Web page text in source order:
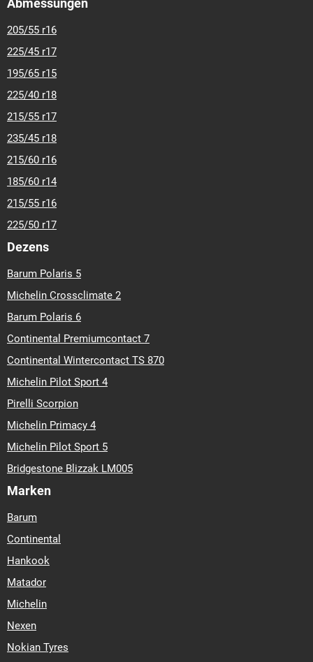
Abmessungen
205/55 r16
225/45 r17
195/65 r15
225/40 r18
215/55 r17
235/45 r18
215/60 r16
185/60 r14
215/55 r16
225/50 r17
Dezens
Barum Polaris 5
Michelin Crossclimate 2
Barum Polaris 6
Continental Premiumcontact 7
Continental Wintercontact TS 870
Michelin Pilot Sport 4
Pirelli Scorpion
Michelin Primacy 4
Michelin Pilot Sport 5
Bridgestone Blizzak LM005
Marken
Barum
Continental
Hankook
Matador
Michelin
Nexen
Nokian Tyres